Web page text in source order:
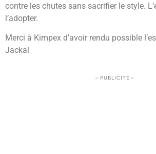
contre les chutes sans sacrifier le style.
l’adopter.
Merci à Kimpex d’avoir rendu possible
Jackal
– PUBLICITÉ –